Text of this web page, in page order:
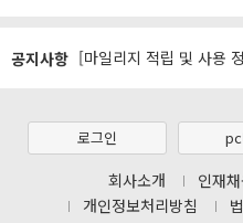
공지사항 [마일리지 적립 및 사용
제31기 정기주주총회 소
[마일리지 적립 및 사용
로그인
회사소개 인재
개인정보처리방침